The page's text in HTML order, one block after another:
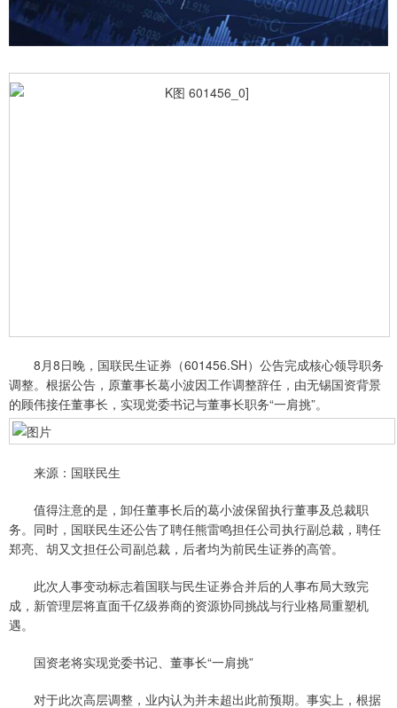
8月8日晚，国联民生证券（601456.SH）公告完成核心领导职务
调整。根据公告，原董事长葛小波因工作调整辞任，由无锡国资背景
的顾伟接任董事长，实现党委书记与董事长职务“一肩挑”。
来源：国联民生
值得注意的是，卸任董事长后的葛小波保留执行董事及总裁职
务。同时，国联民生还公告了聘任熊雷鸣担任公司执行副总裁，聘任
郑亮、胡又文担任公司副总裁，后者均为前民生证券的高管。
此次人事变动标志着国联与民生证券合并后的人事布局大致完
成，新管理层将直面千亿级券商的资源协同挑战与行业格局重塑机
遇。
国资老将实现党委书记、董事长“一肩挑”
对于此次高层调整，业内认为并未超出此前预期。事实上，根据